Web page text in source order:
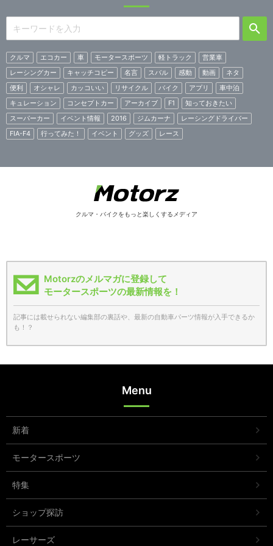
クルマ エコカー 車 モータースポーツ 軽トラック
営業車
レーシングカー
キャッチコピー 名言 スバル 感動 動画
ネタ
便利
オシャレ カッコいい リサイクル バイク アプリ
車中泊
キュレーション
コンセプトカー アーカイブ F1
知っておきたい
スーパーカー
イベント情報 2016 ジムカーナ
レーシングドライバー
FIA-F4
行ってみた！ イベント グッズ レース
クルマ・バイクをもっと楽しくするメディア
Motorzのメルマガに登録して
モータースポーツの最新情報を！
記事には載せられない編集部の裏話や、最新の自動車パーツ情報が入手できるか
も！？
Menu
新着
モータースポーツ
特集
ショップ探訪
レーサーズ